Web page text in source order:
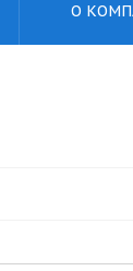
О